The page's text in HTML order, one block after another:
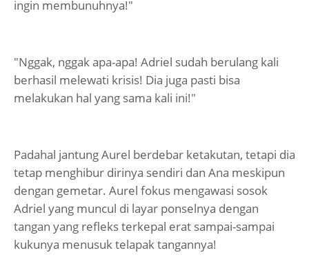
ingin membunuhnya!"
"Nggak, nggak apa-apa! Adriel sudah berulang kali
berhasil melewati krisis! Dia juga pasti bisa
melakukan hal yang sama kali ini!"
Padahal jantung Aurel berdebar ketakutan, tetapi dia
tetap menghibur dirinya sendiri dan Ana meskipun
dengan gemetar. Aurel fokus mengawasi sosok
Adriel yang muncul di layar ponselnya dengan
tangan yang refleks terkepal erat sampai-sampai
kukunya menusuk telapak tangannya!